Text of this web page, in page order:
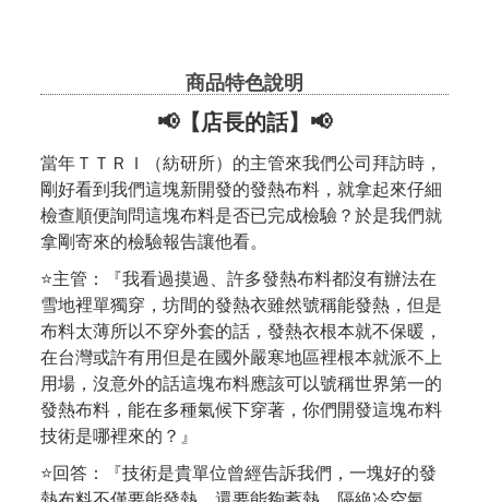
商品特色說明
📢【店長的話】📢
當年ＴＴＲＩ（紡研所）的主管來我們公司拜訪時，
剛好看到我們這塊新開發的發熱布料，就拿起來仔細
檢查順便詢問這塊布料是否已完成檢驗？於是我們就
拿剛寄來的檢驗報告讓他看。
⭐主管：『我看過摸過、許多發熱布料都沒有辦法在
雪地裡單獨穿，坊間的發熱衣雖然號稱能發熱，但是
布料太薄所以不穿外套的話，發熱衣根本就不保暖，
在台灣或許有用但是在國外嚴寒地區裡根本就派不上
用場，沒意外的話這塊布料應該可以號稱世界第一的
發熱布料，能在多種氣候下穿著，你們開發這塊布料
技術是哪裡來的？』
⭐回答：『技術是貴單位曾經告訴我們，一塊好的發